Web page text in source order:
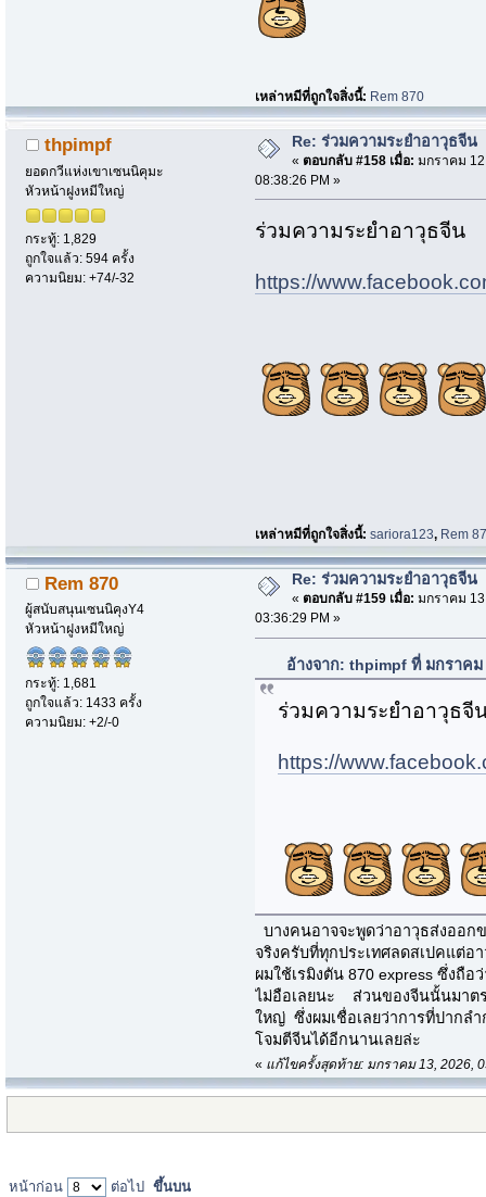
เหล่าหมีที่ถูกใจสิ่งนี้: Rem 870
thpimpf
ยอดกวีแห่งเขาเซนนิคุมะ
หัวหน้าฝูงหมีใหญ่
กระทู้: 1,829
ถูกใจแล้ว: 594 ครั้ง
ความนิยม: +74/-32
Re: ร่วมความระยำอาวุธจีน
« ตอบกลับ #158 เมื่อ: มกราคม
08:38:26 PM »
ร่วมความระยำอาวุธจีน
https://
เหล่าหมีที่ถูกใจสิ่งนี้:sariora123, Rem
Rem 870
ผู้สนับสนุนเซนนิคุงY4
หัวหน้าฝูงหมีใหญ่
กระทู้: 1,681
ถูกใจแล้ว: 1433 ครั้ง
ความนิยม: +2/-0
Re: ร่วมความระยำอาวุธจีน
« ตอบกลับ #159 เมื่อ: มกราคม
03:36:29 PM »
อ้างจาก: thpimpf ที่ มกราคม
ร่วมความระยำอาวุธจี
https://
บางคนอาจจะพูดว่าอาวุธส่งออ
จริงครับที่ทุกประเทศลดสเปคแต่อ
ผมใช้เรมิงตัน 870 express ซึ่งถื
ไม่อือเลยนะ ส่วนของจีนนั้นมาต
ใหญ่ ซึ่งผมเชื่อเลยว่าการที่ปากล
โจมตีจีนได้อีกนานเลยล่ะ
« แก้ไขครั้งสุดท้าย: มกราคม 13, 2026,
หน้าก่อน ต่อไป ขึ้นบน